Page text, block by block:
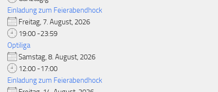
Einladung zum Feierabendhock
Freitag, 7. August, 2026
19:00 -23:59
Optiliga
Samstag, 8. August, 2026
12:00 -17:00
Einladung zum Feierabendhock